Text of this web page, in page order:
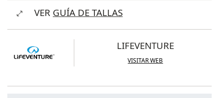
Pack
VER GUÍA DE TALLAS
LIFEVENTURE
VISITAR WEB